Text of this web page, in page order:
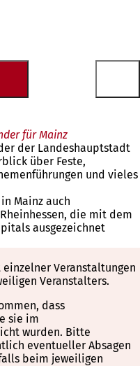
für Mainz
der Landeshauptstadt
über Feste,
und vieles
Mainz auch
die mit dem
ausgezeichnet
Veranstaltungen
Veranstalters.
dass
sie im
wurden. Bitte
eventueller Absagen
beim jeweiligen